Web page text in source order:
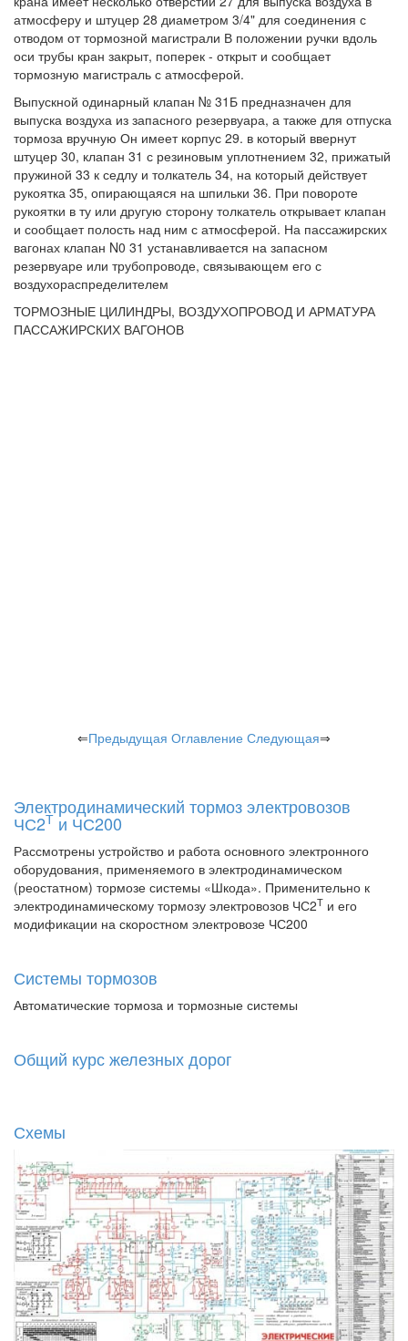
атмосферу и штуцер 28 диаметром 3/4" для соединения с
отводом от тормозной магистрали В положении ручки вдоль
оси трубы кран закрыт, поперек - открыт и сообщает
тормозную магистраль с атмосферой.
Выпускной одинарный клапан № 31Б предназначен для
выпуска воздуха из запасного резервуара, а также для отпуска
тормоза вручную Он имеет корпус 29. в который ввернут
штуцер 30, клапан 31 с резиновым уплотнением 32, прижатый
пружиной 33 к седлу и толкатель 34, на который действует
рукоятка 35, опирающаяся на шпильки 36. При повороте
рукоятки в ту или другую сторону толкатель открывает клапан
и сообщает полость над ним с атмосферой. На пассажирских
вагонах клапан N0 31 устанавливается на запасном
резервуаре или трубопроводе, связывающем его с
воздухораспределителем
ТОРМОЗНЫЕ ЦИЛИНДРЫ, ВОЗДУХОПРОВОД И АРМАТУРА
ПАССАЖИРСКИХ ВАГОНОВ
⇐Предыдущая Оглавление Следующая⇒
Электродинамический тормоз электровозов
ЧС2Т и ЧС200
Рассмотрены устройство и работа основного электронного
оборудования, применяемого в электродинамическом
(реостатном) тормозе системы «Шкода». Применительно к
электродинамическому тормозу электровозов ЧС2Т и его
модификации на скоростном электровозе ЧС200
Системы тормозов
Автоматические тормоза и тормозные системы
Общий курс железных дорог
Схемы